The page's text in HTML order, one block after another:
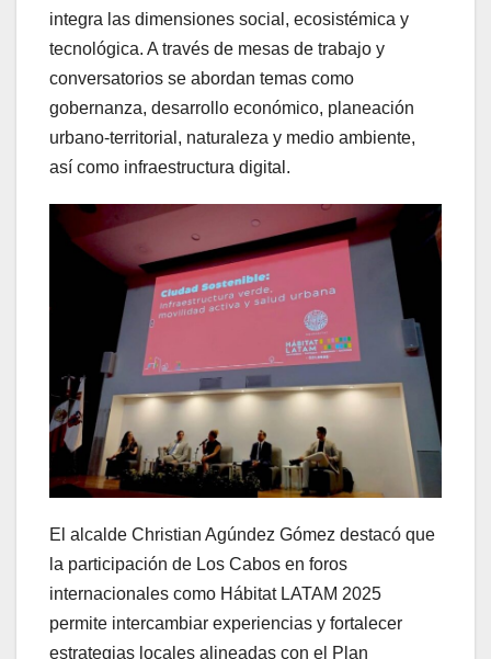
integra las dimensiones social, ecosistémica y
tecnológica. A través de mesas de trabajo y
conversatorios se abordan temas como
gobernanza, desarrollo económico, planeación
urbano-territorial, naturaleza y medio ambiente,
así como infraestructura digital.
El alcalde Christian Agúndez Gómez destacó que
la participación de Los Cabos en foros
internacionales como Hábitat LATAM 2025
permite intercambiar experiencias y fortalecer
estrategias locales alineadas con el Plan